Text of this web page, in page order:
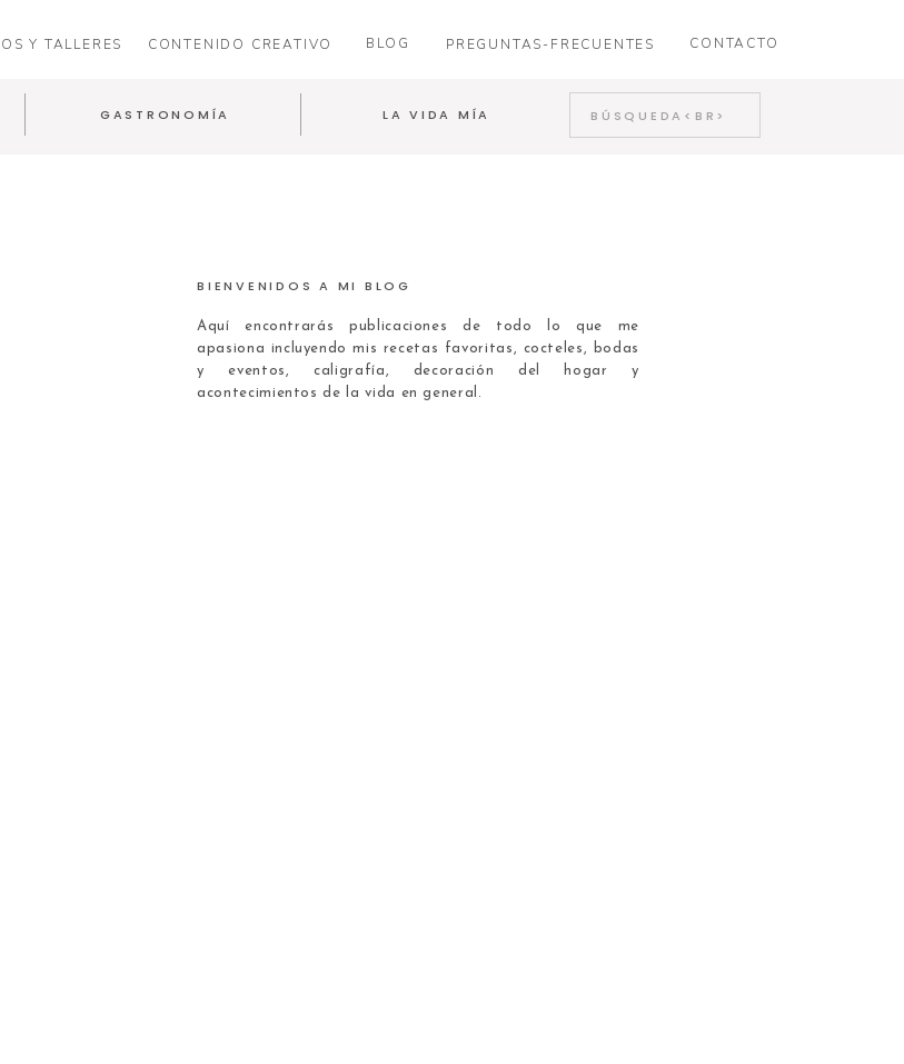
CONTACTO
CONTENIDO CREATIVO BLOG PREGUNTAS-FRECUENTES
Y TALLERES
GASTRONOMÍA LA VIDA MÍA
Search
BIENVENIDOS A MI BLOG
Aquí encontrarás publicaciones de todo lo que me
apasiona incluyendo mis recetas favoritas, cocteles, bodas
y eventos, caligrafía, decoración del hogar y
acontecimientos de la vida en general.